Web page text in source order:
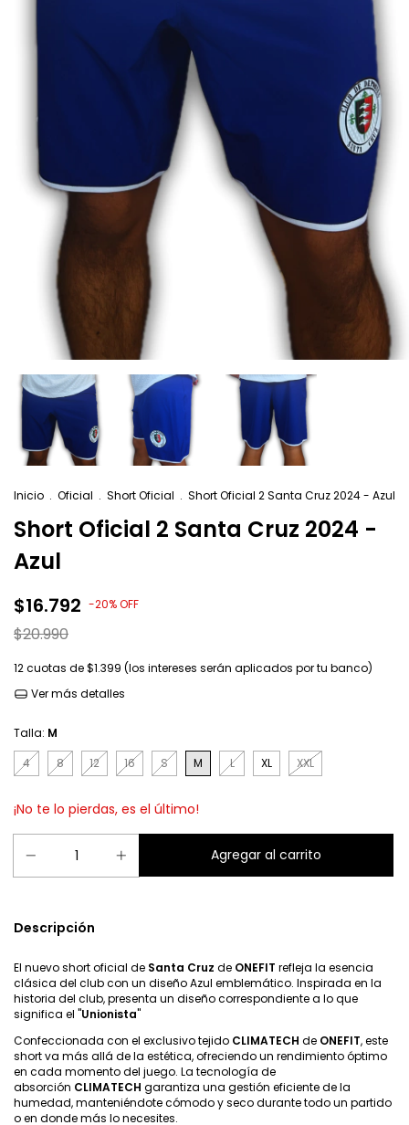
Inicio . Oficial . Short Oficial . Short Oficial 2 Santa Cruz 2024 - Azul
Short Oficial 2 Santa Cruz 2024 -
Azul
$16.792 -20%OFF
$20.990
12cuotas de$1.399 (los intereses serán aplicados por tu banco)
Ver más detalles
Talla: M
4
8 12 16 S M L XL XXL
¡No te lo pierdas, es el último!
Descripción
El nuevo short oficial de Santa Cruz de ONEFIT refleja la esencia
clásica del club con un diseño Azul emblemático. Inspirada en la
historia del club, presenta un diseño correspondiente a lo que
significa el "Unionista"
Confeccionada con el exclusivo tejido CLIMATECH de ONEFIT, este
short va más allá de la estética, ofreciendo un rendimiento óptimo
en cada momento del juego. La tecnología de
absorción CLIMATECH garantiza una gestión eficiente de la
humedad, manteniéndote cómodo y seco durante todo un partido
o en donde más lo necesites.